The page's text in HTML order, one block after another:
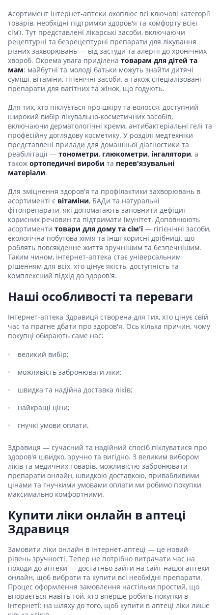
Асортимент інтернет-аптеки охоплює всі ключові категорії
товарів, необхідні підтримки здоров'я та комфорту всієї
сім'ї. Тут представлені лікарські засоби, включаючи
рецептурні та безрецептурні препарати для лікування
різних захворювань — від застуди та алергії до хронічних
хвороб. Окрема увага приділена товарам для дітей та
мам: майбутні та молоді батьки можуть знайти дитячі
суміші, вітаміни, гігієнічні засоби, а також спеціалізовані
препарати для вагітних та жінок, що годують.
Для тих, хто піклується про шкіру та волосся, доступний
широкий вибір лікувально-косметичних засобів,
включаючи дерматологічні креми, антибактеріальні гелі та
професійну доглядову косметику. У розділі медтехніки
представлені прилади для домашньої діагностики та
реабілітації — тонометри, глюкометри, інгалятори, а
також ортопедичні вироби та перев'язувальні
матеріали.
Для зміцнення здоров'я та профілактики захворювань в
асортименті є вітаміни, БАДи та натуральні
фітопрепарати, які допомагають заповнити дефіцит
корисних речовин та підтримати імунітет. Доповнюють
асортименти товари для дому та сім'ї— гігієнічні засоби,
екологічна побутова хімія та інші корисні дрібниці, що
роблять повсякденне життя зручнішим та безпечнішим.
Таким чином, інтернет-аптека стає універсальним
рішенням для всіх, хто цінує якість, доступність та
комплексний підхід до здоров'я.
Наші особливості та переваги
Інтернет-аптека Здравиця створена для тих, хто цінує свій
час та прагне дбати про здоров'я. Ось кілька причин, чому
покупці обирають саме нас:
великий вибір;
можливість забронювати ліки;
швидка та надійна доставка ліків;
найкращі ціни;
гнучкі умови оплати.
Здравиця — сучасний та надійний спосіб піклуватися про
здоров'я швидко, зручно та вигідно. З великим вибором
ліків та медичних товарів, можливістю забронювати
препарати онлайн, швидкою доставкою, привабливими
цінами та гнучкими умовами оплати ми робимо покупки
максимально комфортними.
Купити ліки онлайн в аптеці
Здравиця
Замовити ліки онлайн в інтернет-аптеці — це новий
рівень зручності. Тепер не потрібно витрачати час на
походи до аптеки — достатньо зайти на сайт нашої аптеки
онлайн, щоб вибрати та купити всі необхідні препарати.
Процес оформлення замовлення настільки простий, що
впорається навіть той, хто вперше робить покупки в
інтернеті: на шляху до того, щоб купити в аптеці ліки лише